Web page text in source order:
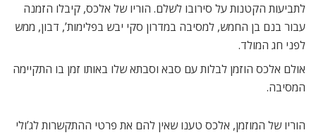
לתביעות הקטנות על סירובו לשלם. הוריו של אלכס, קיבלו הזמנה
עבור בנם בן החמש, למסיבה במדרון סקי יבש בפלימות’, דבון, ממש
לפני חג המולד.
אולם אלכס הוזמן לבלות עם סבא וסבתא שלו באותו זמן בו התקיימה
המסיבה.
הוריו של המוזמן, אלכס טענו שאין להם את פרטי ההתקשרות לג’ולי